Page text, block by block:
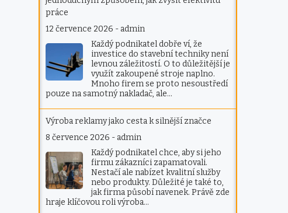
práce
12 července 2026 - admin
Každý podnikatel dobře ví, že
investice do stavební techniky není
levnou záležitostí. O to důležitější je
využít zakoupené stroje naplno.
Mnoho firem se proto nesoustředí
pouze na samotný nakladač, ale…
Výroba reklamy jako cesta k silnější značce
8 července 2026 - admin
Každý podnikatel chce, aby si jeho
firmu zákazníci zapamatovali.
Nestačí ale nabízet kvalitní služby
nebo produkty. Důležité je také to,
jak firma působí navenek. Právě zde
hraje klíčovou roli výroba…